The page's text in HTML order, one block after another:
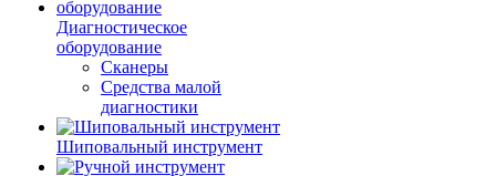
Диагностическое
оборудование
Сканеры
Средства малой
диагностики
Шиповальный инструмент